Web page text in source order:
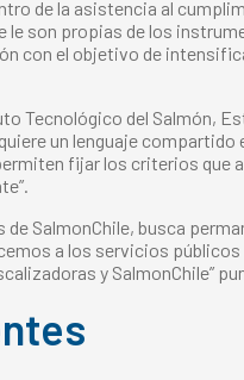
de la asistencia al
le son propias de los
con el objetivo de
Tecnológico del Salmón,
un lenguaje
fijar los criterios que
SalmonChile, busca
a los servicios
y SalmonChile”